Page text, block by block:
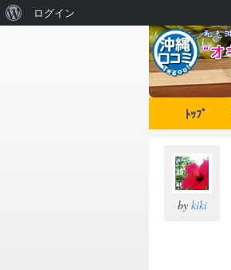
ﾄｯﾌﾟ
by kiki
ログイン